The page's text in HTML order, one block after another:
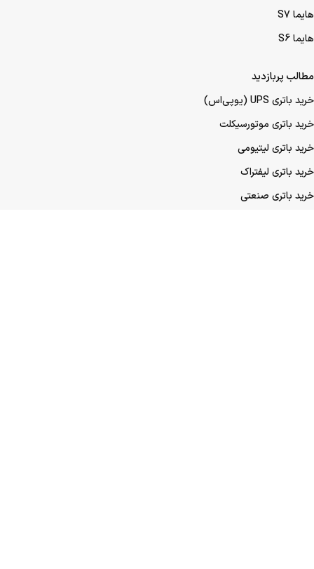
هایما S7
هایما S6
مطالب پربازدید
خرید باتری UPS (یو‌پی‌اس)
خرید باتری موتورسیکلت
خرید باتری لیتیومی
خرید باتری لیفتراک
خرید باتری صنعتی